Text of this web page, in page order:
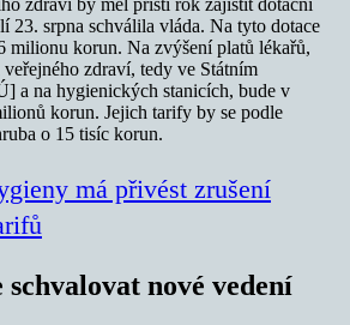
zdraví by měl příští rok zajistit dotační
23. srpna schválila vláda. Na tyto dotace
milionu korun. Na zvýšení platů lékařů,
zdraví, tedy ve Státním
a na hygienických stanicích, bude v
korun. Jejich tarify by se podle
o 15 tisíc korun.
má přivést zrušení
schvalovat nové vedení